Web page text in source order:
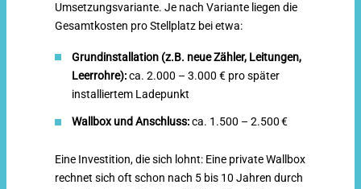
verschiedenen Parteien ermöglichen. Dafür
wird ein Backend-System genutzt, das den
Stromverbrauch je Partei erfasst und die
Abrechnung übernimmt. Diese Lösung bringt
laufende Kosten für die notwendige Software
größeren Projekten mit mehreren
Vorteile:Gute Skalierbarkeit, zukunftssicher bei
Umsetzungsvariante. Je nach Variante liegen die
Gesamtkosten pro Stellplatz bei etwa:
Grundinstallation (z.B. neue Zähler, Leitungen,
Leerrohre):ca. 2.000 – 3.000 € pro später
installiertem Ladepunkt
Wallbox und Anschluss:ca. 1.500 – 2.500 €
Eine Investition, die sich lohnt: Eine private Wallbox
rechnet sich oft schon nach 5 bis 10 Jahren durch